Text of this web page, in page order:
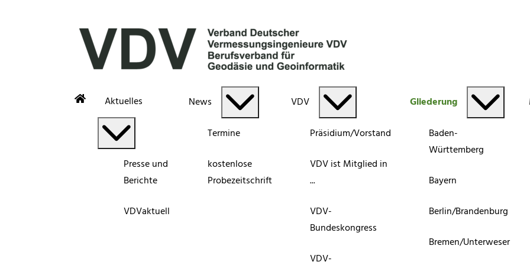
Aktuelles
Presse und
Berichte
VDVaktuell
News
Termine
kostenlose
Probezeitschrift
VDV
Präsidium/Vorstand
VDV ist Mitglied in
...
VDV-
Bundeskongress
VDV-
Gliederung
Baden-
Württemberg
Bayern
Berlin/Brandenburg
Bremen/Unterweser